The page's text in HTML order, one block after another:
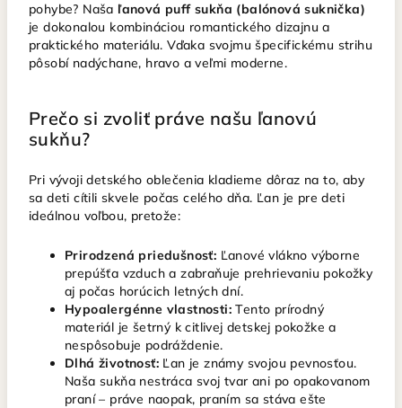
pohybe? Naša ľanová puff sukňa (balónová suknička)
je dokonalou kombináciou romantického dizajnu a
praktického materiálu. Vďaka svojmu špecifickému strihu
pôsobí nadýchane, hravo a veľmi moderne.
Prečo si zvoliť práve našu ľanovú
sukňu?
Pri vývoji detského oblečenia kladieme dôraz na to, aby
sa deti cítili skvele počas celého dňa. Ľan je pre deti
ideálnou voľbou, pretože:
Prirodzená priedušnosť: Ľanové vlákno výborne
prepúšťa vzduch a zabraňuje prehrievaniu pokožky
aj počas horúcich letných dní.
Hypoalergénne vlastnosti: Tento prírodný
materiál je šetrný k citlivej detskej pokožke a
nespôsobuje podráždenie.
Dlhá životnosť: Ľan je známy svojou pevnosťou.
Naša sukňa nestráca svoj tvar ani po opakovanom
praní – práve naopak, praním sa stáva ešte